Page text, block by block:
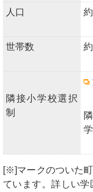
人口
世帯数
隣接小学校選択
制
[※]マークのついた
ています。詳しい